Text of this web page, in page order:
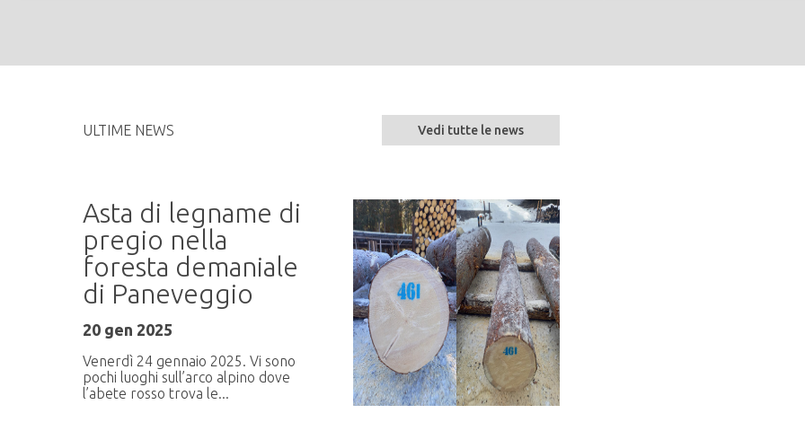
ULTIME NEWS Vedi tutte le news
Asta di legname di
pregio nella
foresta demaniale
di Paneveggio
20 gen 2025
Venerdì 24 gennaio 2025. Vi sono
pochi luoghi sull’arco alpino dove
l’abete rosso trova le...